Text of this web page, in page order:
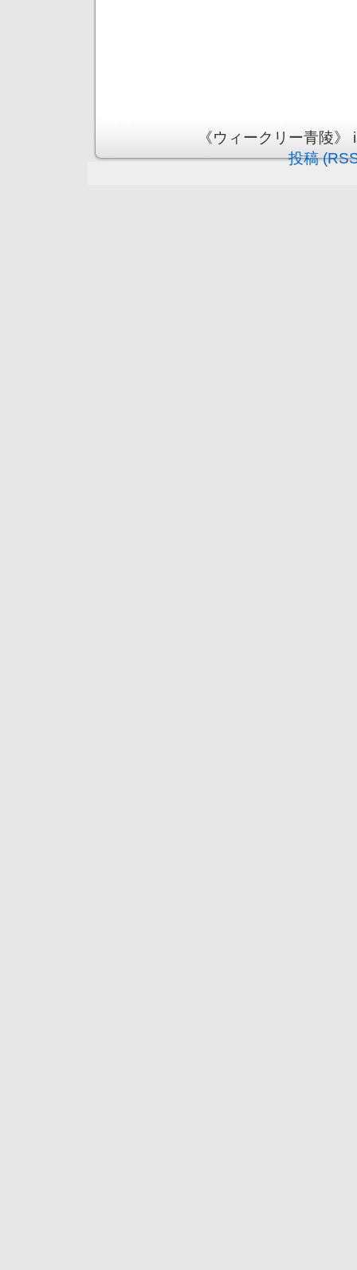
《ウィークリー青陵
投稿